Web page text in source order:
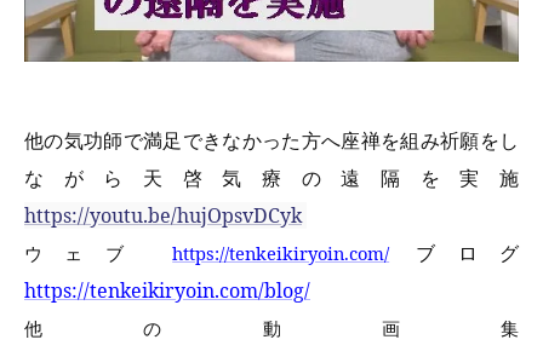
他の気功師で満足できなかった方へ座禅を組み祈願をし
ながら天啓気療の遠隔を実施
https://youtu.be/hujOpsvDCyk
ウェブhttps://tenkeikiryoin.com/
ブログ
https://tenkeikiryoin.com/blog/
他の動画集